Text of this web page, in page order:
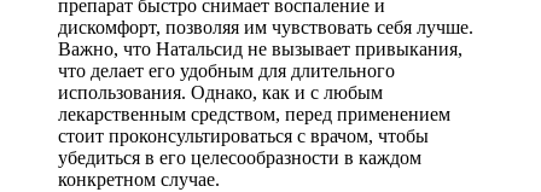
препарат быстро снимает воспаление и
дискомфорт, позволяя им чувствовать себя лучше.
Важно, что Натальсид не вызывает привыкания,
что делает его удобным для длительного
использования. Однако, как и с любым
лекарственным средством, перед применением
стоит проконсультироваться с врачом, чтобы
убедиться в его целесообразности в каждом
конкретном случае.